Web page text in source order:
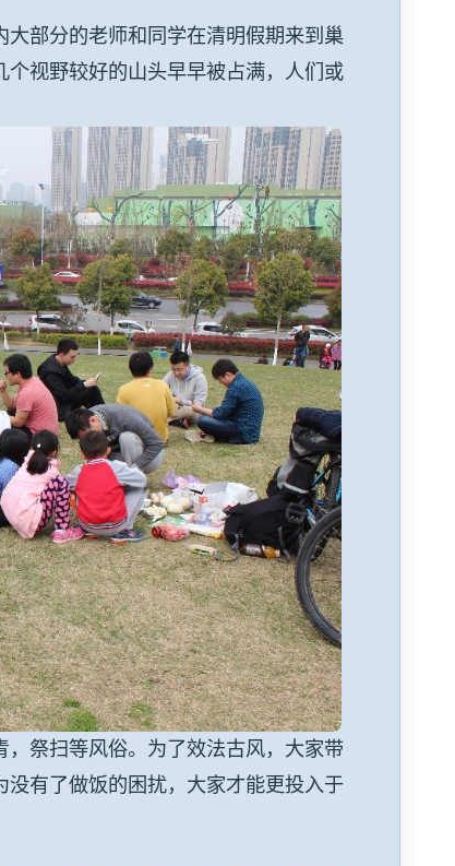
部分的老师和同学在清明假期来到巢
视野较好的山头早早被占满，人们或
祭扫等风俗。为了效法古风，大家带
有了做饭的困扰，大家才能更投入于